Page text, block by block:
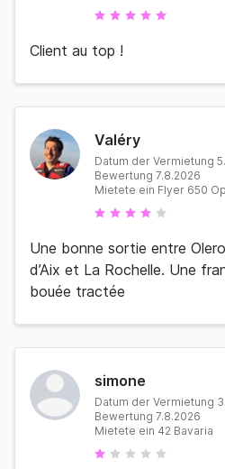
Client au top !
Valéry
Datum der Vermietung
Bewertung 7.8.2026
Mietete ein Flyer 650
Une bonne sortie entre
d’Aix et La Rochelle. Une
bouée tractée
simone
Datum der Vermietung
Bewertung 7.8.2026
Mietete ein 42 Bavaria